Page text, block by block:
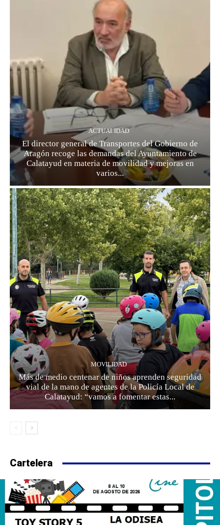
ACTUALIDAD
El director general de Transportes del Gobierno de
Aragón recoge las demandas del Ayuntamiento de
Calatayud en materia de movilidad y mejoras en
varios...
MOVILIDAD
Más de medio centenar de niños aprenden seguridad
vial de la mano de agentes de la Policía Local de
Calatayud: “vamos a fomentar estas...
Cartelera